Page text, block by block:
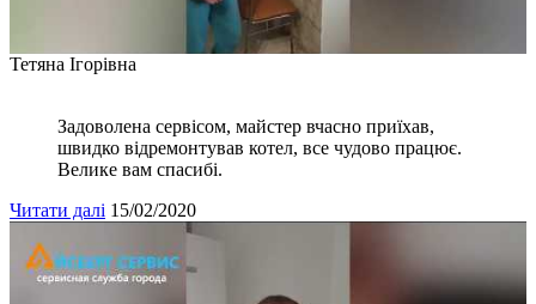
Тетяна Ігорівна
Задоволена сервісом, майстер вчасно приїхав,
швидко відремонтував котел, все чудово працює.
Велике вам спасибі.
Читати далі 15/02/2020